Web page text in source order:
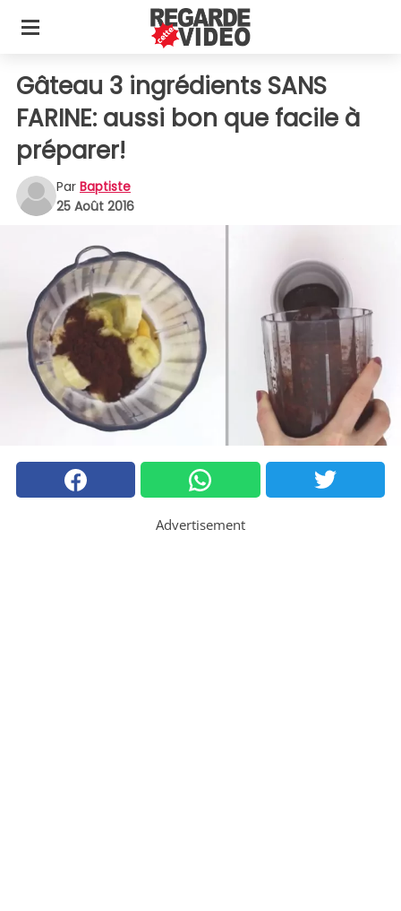
Gâteau 3 ingrédients SANS
FARINE: aussi bon que facile à
préparer!
Par Baptiste
25 Août 2016
Advertisement